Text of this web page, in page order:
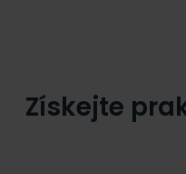
Získejte